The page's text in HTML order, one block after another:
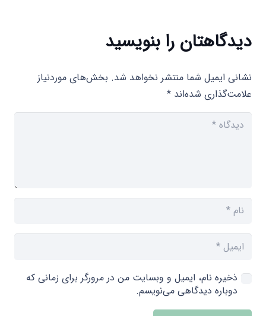
دیدگاهتان را بنویسید
نشانی ایمیل شما منتشر نخواهد شد. بخش‌های موردنیاز
علامت‌گذاری شده‌اند *
ذخیره نام، ایمیل و وبسایت من در مرورگر برای زمانی که
دوباره دیدگاهی می‌نویسم.